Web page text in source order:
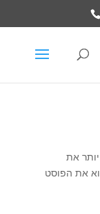
את
את הפוסט